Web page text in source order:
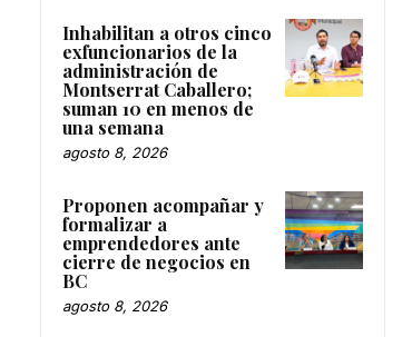
Inhabilitan a otros cinco
exfuncionarios de la
administración de
Montserrat Caballero;
suman 10 en menos de
una semana
agosto 8, 2026
Proponen acompañar y
formalizar a
emprendedores ante
cierre de negocios en
BC
agosto 8, 2026